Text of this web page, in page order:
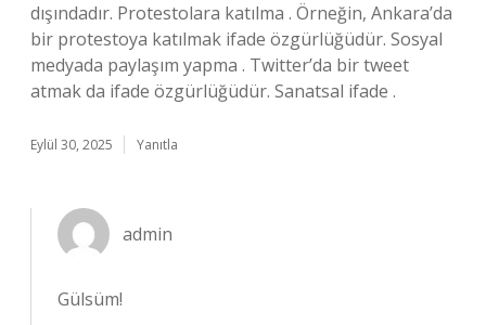
dışındadır. Protestolara katılma . Örneğin, Ankara’da
bir protestoya katılmak ifade özgürlüğüdür. Sosyal
medyada paylaşım yapma . Twitter’da bir tweet
atmak da ifade özgürlüğüdür. Sanatsal ifade .
Eylül 30, 2025 Yanıtla
admin
Gülsüm!